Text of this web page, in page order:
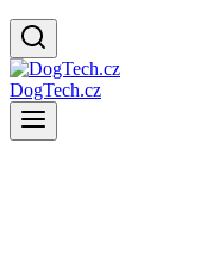
DogTech.cz